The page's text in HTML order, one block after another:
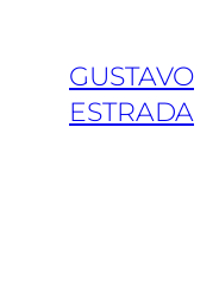
GUSTAVO
ESTRADA